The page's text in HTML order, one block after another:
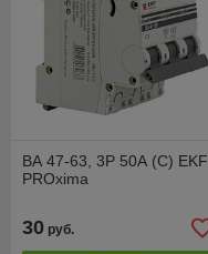
ВА 47-63, 3P 50А (C) EKF
PROxima
30 руб.